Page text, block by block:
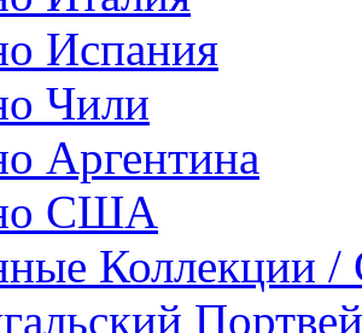
Испания
Чили
Аргентина
США
Коллекции /